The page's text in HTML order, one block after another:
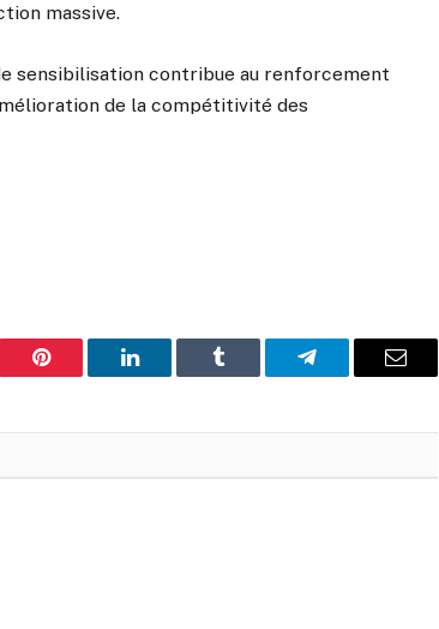
massive.
sensibilisation contribue au renforcement
de la compétitivité des
Pinterest LinkedIn Tumblr Telegram Email